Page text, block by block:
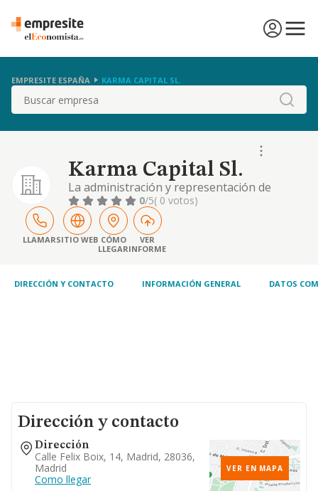
EMPRESITE ESPAÑA KARMA CAPITAL SL.
Buscar
Karma Capital Sl.
La administración y representación de
sociedades mercantiles, y la gestión de sus
negocios
0/5( 0 votos)
LLAMARSITIO WEB CÓMO
LLEGAR
VER
INFORME
DIRECCIÓN Y CONTACTO INFORMACIÓN GENERAL DATOS
Dirección y contacto
Dirección
Calle Felix Boix, 14, Madrid, 28036,
Madrid
Como llegar
VER EN MAPA